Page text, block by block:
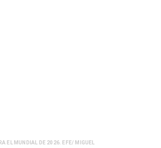
EL MUNDIAL DE 2026. EFE/ MIGUEL